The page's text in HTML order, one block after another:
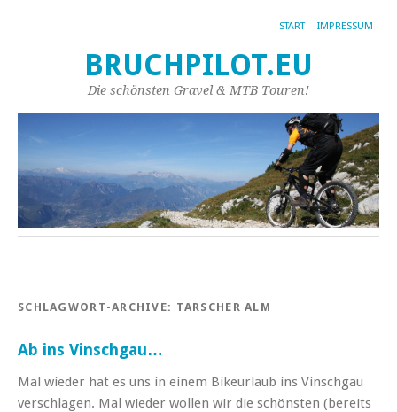
START IMPRESSUM
BRUCHPILOT.EU
Die schönsten Gravel & MTB Touren!
SCHLAGWORT-ARCHIVE: TARSCHER ALM
Ab ins Vinschgau…
Mal wieder hat es uns in einem Bikeurlaub ins Vinschgau
verschlagen. Mal wieder wollen wir die schönsten (bereits